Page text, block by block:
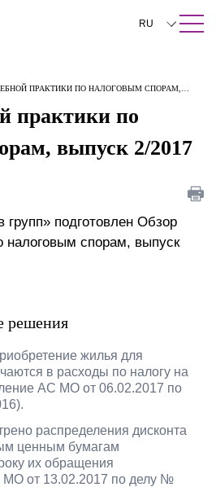
Закрыть
RU
中文
Deutsch
Italiano
Español
Français
ПРАКТИКИ ПО НАЛОГОВЫМ СПОРАМ,
практики по
выпуск 2/2017
подготовлен Обзор
налоговым спорам, выпуск
решения
жилья для
в расходы по налогу на
АС МО от 06.02.2017 по
распределения дисконта
ценным бумагам
их обращения
от 13.02.2017 по делу №